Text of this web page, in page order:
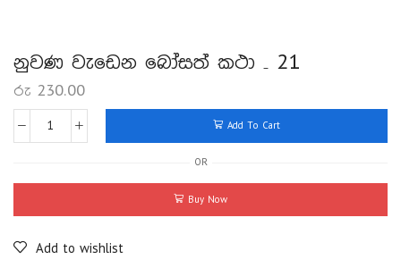
නුවණ වැඩෙන බෝසත් කථා – 21
රු 230.00
Add To Cart
OR
Buy Now
Add to wishlist